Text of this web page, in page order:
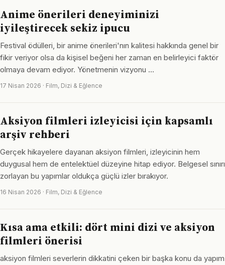
Anime önerileri deneyiminizi
iyileştirecek sekiz ipucu
Festival ödülleri, bir anime önerileri'nın kalitesi hakkında genel bir
fikir veriyor olsa da kişisel beğeni her zaman en belirleyici faktör
olmaya devam ediyor. Yönetmenin vizyonu …
17 Nisan 2026 · Film, Dizi & Eğlence
Aksiyon filmleri izleyicisi için kapsamlı
arşiv rehberi
Gerçek hikayelere dayanan aksiyon filmleri, izleyicinin hem
duygusal hem de entelektüel düzeyine hitap ediyor. Belgesel sınırı
zorlayan bu yapımlar oldukça güçlü izler bırakıyor.
16 Nisan 2026 · Film, Dizi & Eğlence
Kısa ama etkili: dört mini dizi ve aksiyon
filmleri önerisi
aksiyon filmleri severlerin dikkatini çeken bir başka konu da yapım